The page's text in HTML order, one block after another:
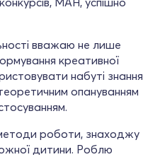
вважаю не лише
креативної
набуті знання
опануванням
роботи, знаходжу
дитини. Роблю